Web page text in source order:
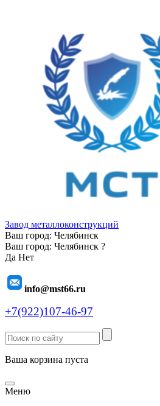
Завод металлоконструкций
Ваш город: Челябинск
Ваш город: Челябинск ?
Да Нет
info@mst66.ru
+7(922)107-46-97
Ваша корзина пуста
Меню